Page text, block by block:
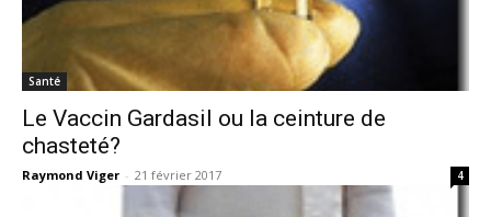
Santé
Le Vaccin Gardasil ou la ceinture de
chasteté?
Raymond Viger - 21 février 2017 4